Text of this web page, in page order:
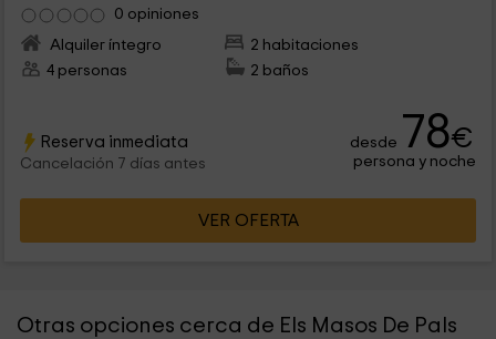
0 opiniones
Alquiler íntegro
2 habitaciones
4 personas
2 baños
Reserva inmediata
Cancelación 7 días antes
desde 78€
persona y noche
VER OFERTA
Otras opciones cerca de Els Masos De Pals